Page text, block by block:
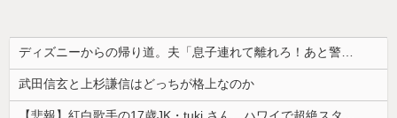
ディズニーからの帰り道。夫「息子連れて離れろ！あと警察に通報！」私「助けて！」駅員「どうしました！？」→トンデモナイことに…
武田信玄と上杉謙信はどっちが格上なのか